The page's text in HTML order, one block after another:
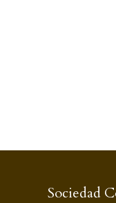
Sociedad